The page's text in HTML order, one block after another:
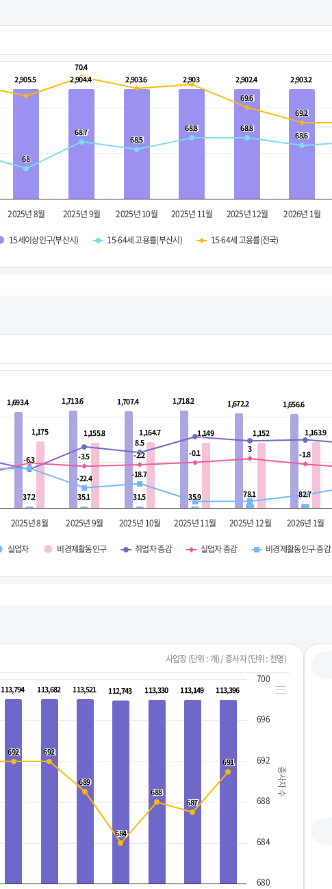
2,905.5
2,905.5 2,904.4
2,904.4 2,903.6
2,903.6 2,903
2,903 2,902.4
2,902.4 2,903.2
2,903.2
68
68
68.7
68.7
68.5
68.5
68.8
68.8 68.8
68.8
68.6
68.6
70.4
70.4
69.6
69.6
69.2
69.2
15세이상인구(부산시) 15-64세 고용률(부산시) 15-64세 고용률(전국)
2025년 8월 2025년 9월 2025년 10월 2025년 11월 2025년 12월 2026년 1월
1,693.4
1,693.4 1,713.6
1,713.6 1,707.4
1,707.4 1,718.2
1,718.2 1,672.2
1,672.2 1,656.6
1,656.6
37.2
37.2 35.1
35.1 31.5
31.5 35.9
35.9 78.1
78.1 82.7
82.7
1,175
1,175 1,155.8
1,155.8 1,164.7
1,164.7 1,149
1,149 1,152
1,152 1,163.9
1,163.9
-6.3
-6.3
8.5
8.5
-3.5
-3.5 -2.2
-2.2 -0.1
-0.1 3
3
-1.8
-1.8
-22.4
-22.4 -18.7
-18.7
실업자 비경제활동인구 취업자 증감 실업자 증감 비경제활동인구 증감
2025년 8월 2025년 9월 2025년 10월 2025년 11월 2025년 12월 2026년 1월
사업장 (단위 : 개) / 종사자 (단위 : 천명)
종사자 수
113,396
113,396
113,149
113,149
113,330
113,330
112,743
112,743
113,521
113,521
113,682
113,682
113,794
113,794
691
691
687
687
688
688
684
684
689
689
692
692
692
692
680
684
688
692
696
700